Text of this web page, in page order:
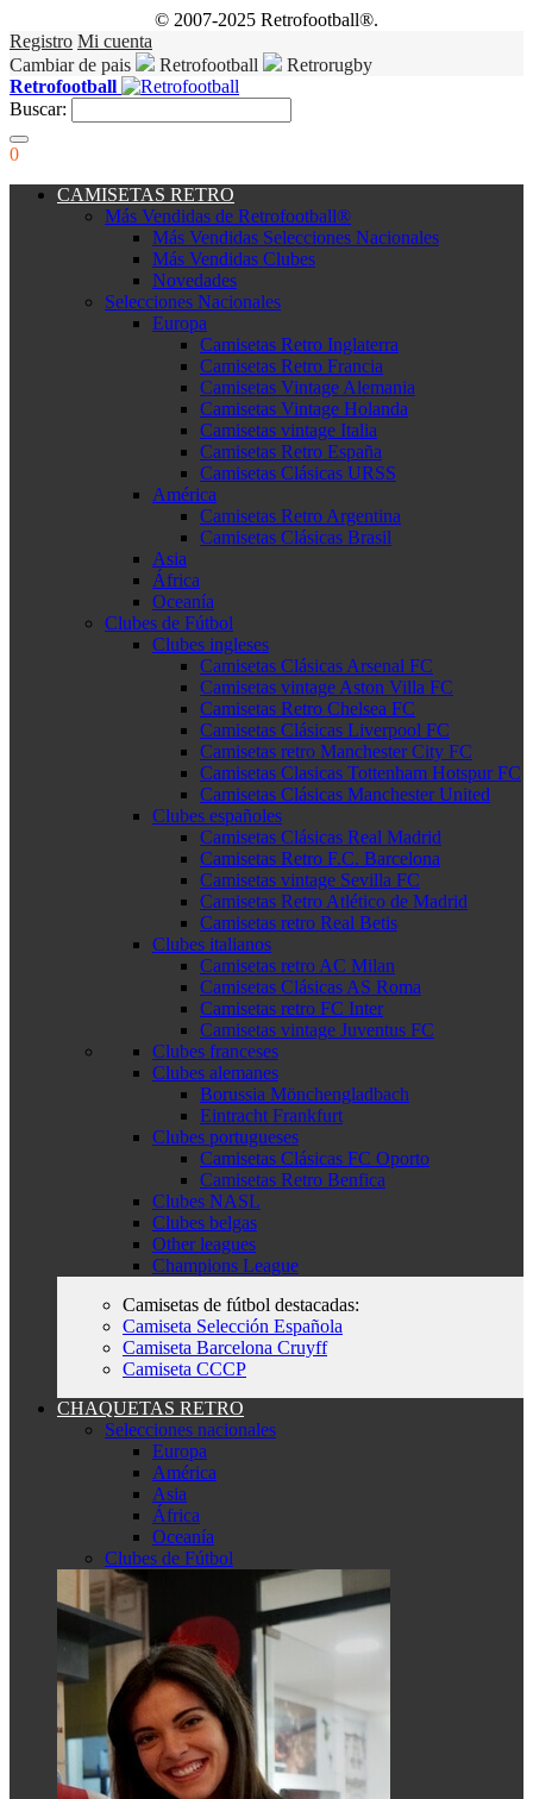
© 2007-2025 Retrofootball®.
Registro Mi cuenta
Cambiar de pais
Retrofootball
Retrorugby
Retrofootball
Buscar:
0
CAMISETAS RETRO
Más Vendidas de Retrofootball®
Más Vendidas Selecciones Nacionales
Más Vendidas Clubes
Novedades
Selecciones Nacionales
Europa
Camisetas Retro Inglaterra
Camisetas Retro Francia
Camisetas Vintage Alemania
Camisetas Vintage Holanda
Camisetas vintage Italia
Camisetas Retro España
Camisetas Clásicas URSS
América
Camisetas Retro Argentina
Camisetas Clásicas Brasil
Asia
África
Oceanía
Clubes de Fútbol
Clubes ingleses
Camisetas Clásicas Arsenal FC
Camisetas vintage Aston Villa FC
Camisetas Retro Chelsea FC
Camisetas Clásicas Liverpool FC
Camisetas retro Manchester City FC
Camisetas Clasicas Tottenham Hotspur FC
Camisetas Clásicas Manchester United
Clubes españoles
Camisetas Clásicas Real Madrid
Camisetas Retro F.C. Barcelona
Camisetas vintage Sevilla FC
Camisetas Retro Atlético de Madrid
Camisetas retro Real Betis
Clubes italianos
Camisetas retro AC Milan
Camisetas Clásicas AS Roma
Camisetas retro FC Inter
Camisetas vintage Juventus FC
Clubes franceses
Clubes alemanes
Borussia Mönchengladbach
Eintracht Frankfurt
Clubes portugueses
Camisetas Clásicas FC Oporto
Camisetas Retro Benfica
Clubes NASL
Clubes belgas
Other leagues
Champions League
Camisetas de fútbol destacadas:
Camiseta Selección Española
Camiseta Barcelona Cruyff
Camiseta CCCP
CHAQUETAS RETRO
Selecciones nacionales
Europa
América
Asia
África
Oceanía
Clubes de Fútbol